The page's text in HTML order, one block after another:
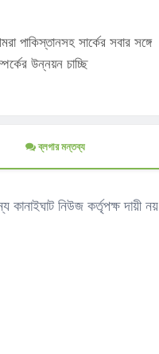
পাকিস্তানসহ সার্কের সবার সঙ্গে
উন্নয়ন চাচ্ছি
ব্লগার মন্তব্য
কানাইঘাট নিউজ কর্তৃপক্ষ দায়ী নয়